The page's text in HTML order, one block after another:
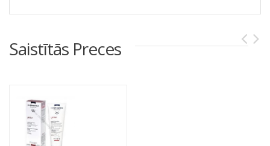
Saistītās Preces